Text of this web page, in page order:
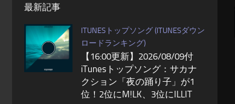
最新記事
ITUNESトップソング (ITUNESダウン
ロードランキング)
【16:00更新】2026/08/09付
iTunesトップソング：サカナ
クション「夜の踊り子」が1
位！2位にM!LK、3位にILLIT